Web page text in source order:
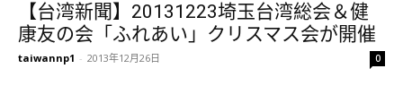
【台湾新聞】20131223埼玉台湾総会＆健
康友の会「ふれあい」クリスマス会が開催
taiwannp1 - 2013年12月26日 0